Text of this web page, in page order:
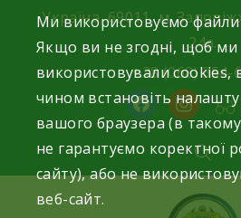
Україна, 69011, м.
24а.
+38 (068) 354-
facebookinstagram
Ми використовуємо файли
Якщо ви не згодні, щоб ми
використовували cookies,
чином встановіть
вашого браузера (в
не гарантуємо коректної
сайту), або не
веб-сайт.